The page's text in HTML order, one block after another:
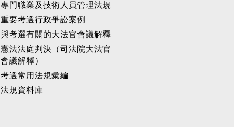
專門職業及技術人員管理法規
重要考選行政爭訟案例
與考選有關的大法官會議解釋
憲法法庭判決（司法院大法官
會議解釋）
考選常用法規彙編
法規資料庫